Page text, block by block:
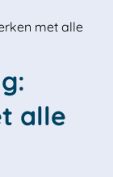
met alle
alle